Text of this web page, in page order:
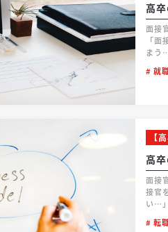
高
面接官に
「
まう
就
【
高
面接官を
接官
い…
転